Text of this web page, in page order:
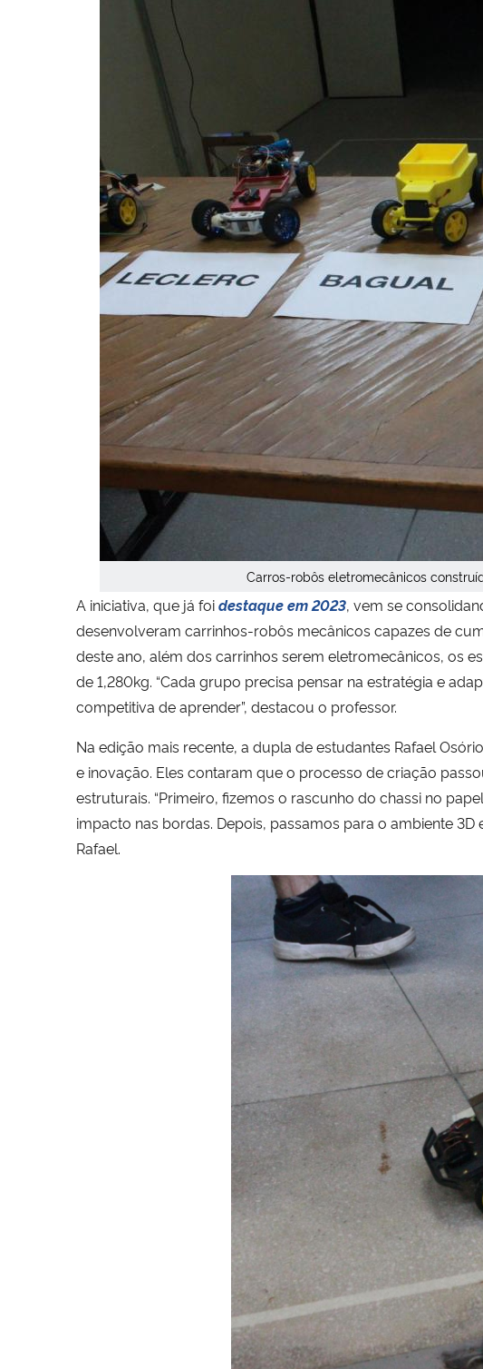
Carros-robôs eletromecânicos
A iniciativa, que já foidestaque em 2023, vem se
desenvolveram carrinhos-robôs mecânicos capazes de
deste ano, além dos carrinhos serem eletromecânicos, os
de 1,280kg. “Cada grupo precisa pensar na estratégia e
competitiva de aprender”, destacou o professor.
Na edição mais recente, a dupla de estudantes Rafael
e inovação. Eles contaram que o processo de criação
estruturais. “Primeiro, fizemos o rascunho do chassi no
impacto nas bordas. Depois, passamos para o ambiente
Rafael.